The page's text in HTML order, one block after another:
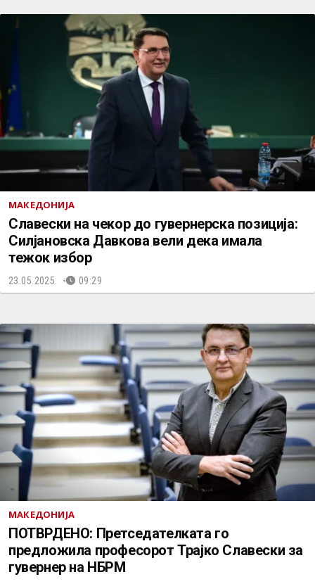
МАКЕДОНИЈА
Славески на чекор до гувернерска позиција:
Силјановска Давкова вели дека имала
тежок избор
23.05.2025. 09:29
МАКЕДОНИЈА
ПОТВРДЕНО: Претседателката го
предложила професорот Трајко Славески за
гувернер на НБРМ